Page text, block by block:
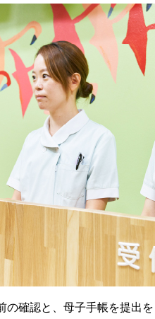
の確認と、母子手帳を提出